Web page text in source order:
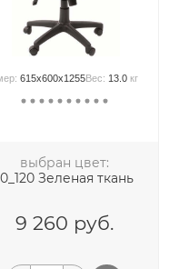
615x600x1255Вес: 13.0 кг
выбран цвет:
Зеленая ткань
9 260 руб.